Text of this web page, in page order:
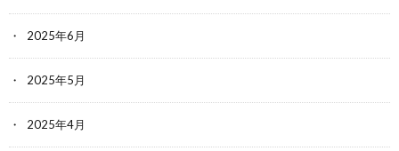
2025年6月
2025年5月
2025年4月